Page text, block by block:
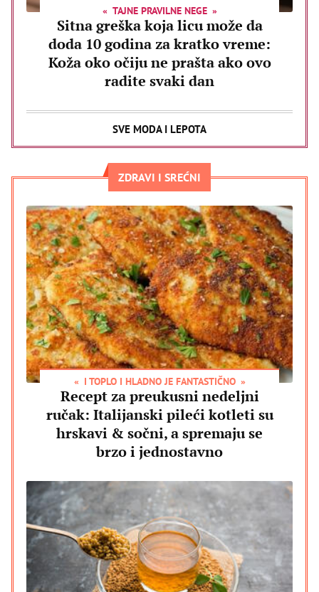
TAJNE PRAVILNE NEGE
Sitna greška koja licu može da
doda 10 godina za kratko vreme:
Koža oko očiju ne prašta ako ovo
radite svaki dan
SVE MODA I LEPOTA
ZDRAVI I SREĆNI
I TOPLO I HLADNO JE FANTASTIČNO
Recept za preukusni nedeljni
ručak: Italijanski pileći kotleti su
hrskavi & sočni, a spremaju se
brzo i jednostavno